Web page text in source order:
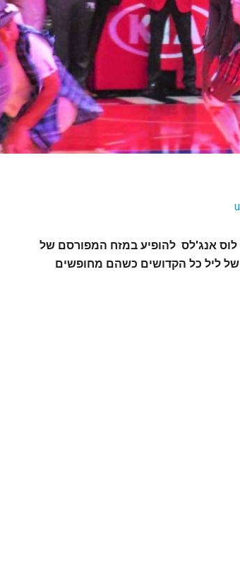
לוס אנג'לס להופיע במזח המפורסם של
של ליל כל הקדושים כשהם מחופשים